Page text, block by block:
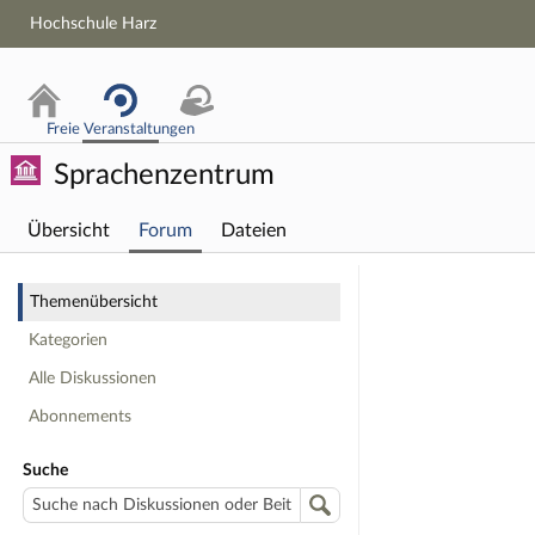
Hochschule Harz
Freie Veranstaltungen
Sprachenzentrum
Übersicht Forum Dateien
Themenübersicht
Kategorien
Alle Diskussionen
Abonnements
Suche
Suche nach Diskussionen oder Beiträge